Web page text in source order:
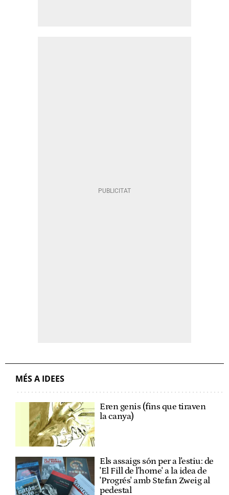
MÉS A IDEES
Eren genis (fins que tiraven
la canya)
Els assaigs són per a l'estiu: de
'El Fill de l'home' a la idea de
'Progrés' amb Stefan Zweig al
pedestal